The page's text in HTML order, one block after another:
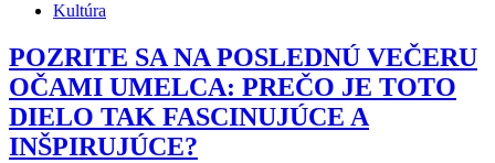
Kultúra
POZRITE SA NA POSLEDNÚ VEČERU
OČAMI UMELCA: PREČO JE TOTO
DIELO TAK FASCINUJÚCE A
INŠPIRUJÚCE?